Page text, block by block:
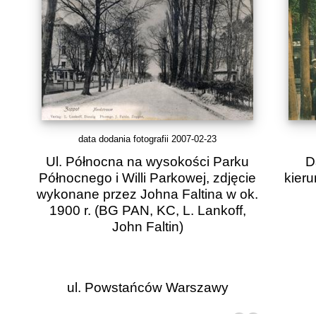
data dodania fotografii 2007-02-23
Ul. Północna na wysokości Parku
Północnego i Willi Parkowej, zdjęcie
wykonane przez Johna Faltina w ok.
1900 r. (BG PAN, KC, L. Lankoff,
John Faltin)
ul. Powstańców Warszawy